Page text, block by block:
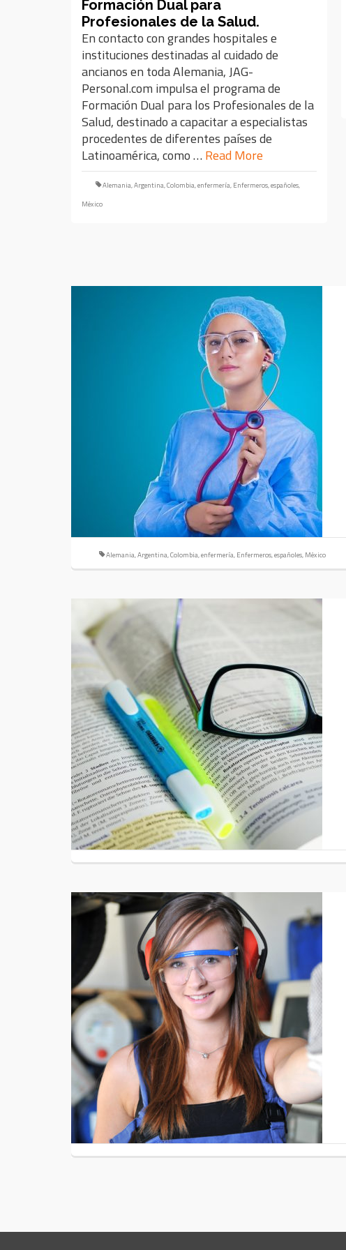
Formación Dual para
Profesionales de la Salud.
En contacto con grandes hospitales e
instituciones destinadas al cuidado de
ancianos en toda Alemania, JAG-
Personal.com impulsa el programa de
Formación Dual para los Profesionales de la
Salud, destinado a capacitar a especialistas
procedentes de diferentes países de
Latinoamérica, como … Read More
Alemania,Argentina,Colombia,enfermería, Enfermeros,españoles,
México
Alemania,Argentina,Colombia,enfermería, Enfermeros,españoles, México